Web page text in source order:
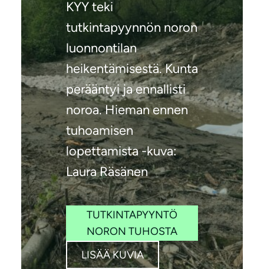
KYY teki
tutkintapyynnön noron
luonnontilan
heikentämisestä. Kunta
perääntyi ja ennallisti
noroa. Hieman ennen
tuhoamisen
lopettamista -kuva:
Laura Räsänen
TUTKINTAPYYNTÖ
NORON TUHOSTA
LISÄÄ KUVIA